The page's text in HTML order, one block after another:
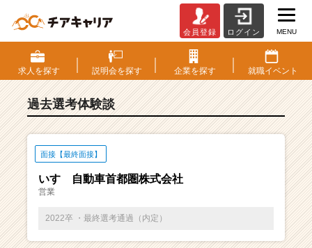
S・
選
考
験
ベ
チ
ー・
会員登録 ログイン MENU
求人を探す 説明会を探す 企業を探す 就職イベント
過去選考体験談
面接【最終面接】
いすゞ自動車首都圏株式会社
営業
2022卒 ・最終選考通過（内定）